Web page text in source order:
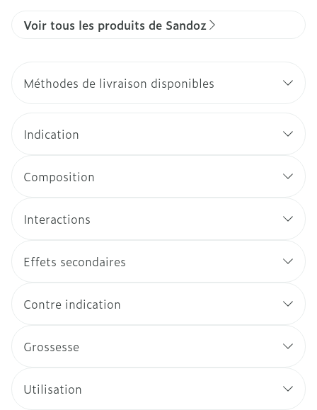
Voir tous les produits de Sandoz
Méthodes de livraison disponibles
Indication
Composition
Interactions
Effets secondaires
Contre indication
Grossesse
Utilisation